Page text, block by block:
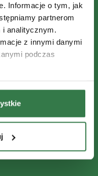
Informacje o tym, jak
partnerom
i analitycznym.
z innymi danymi
podczas